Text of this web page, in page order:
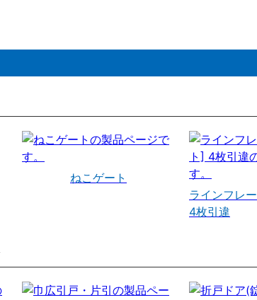
ねこゲート
ラインフレ
4枚引違